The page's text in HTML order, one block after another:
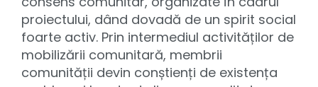
proiectului, dând dovadă de un spirit social
foarte activ. Prin intermediul activităților de
mobilizării comunitară, membrii
comunității devin conștienți de existența